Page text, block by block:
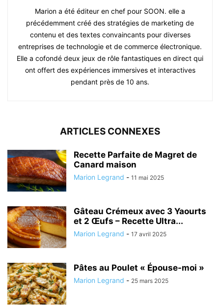
Marion a été éditeur en chef pour SOON. elle a
précédemment créé des stratégies de marketing de
contenu et des textes convaincants pour diverses
entreprises de technologie et de commerce électronique.
Elle a cofondé deux jeux de rôle fantastiques en direct qui
ont offert des expériences immersives et interactives
pendant près de 10 ans.
ARTICLES CONNEXES
Recette Parfaite de Magret de
Canard maison
Marion Legrand - 11 mai 2025
Gâteau Crémeux avec 3 Yaourts
et 2 Œufs – Recette Ultra...
Marion Legrand - 17 avril 2025
Pâtes au Poulet « Épouse-moi »
Marion Legrand - 25 mars 2025